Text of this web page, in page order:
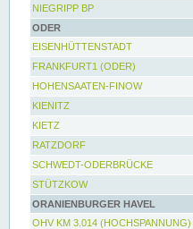
NIEGRIPP BP
ODER
EISENHÜTTENSTADT
FRANKFURT1 (ODER)
HOHENSAATEN-FINOW
KIENITZ
KIETZ
RATZDORF
SCHWEDT-ODERBRÜCKE
STÜTZKOW
ORANIENBURGER HAVEL
OHV KM 3.014 (HOCHSPANNUNG)